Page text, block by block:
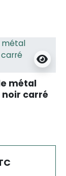
métal
carré